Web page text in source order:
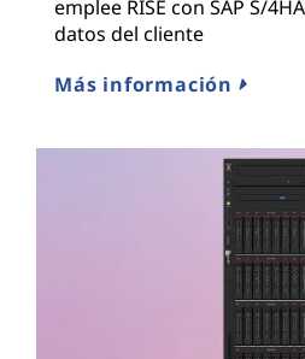
emplee RISE con SAP S/
datos del cliente
Más información